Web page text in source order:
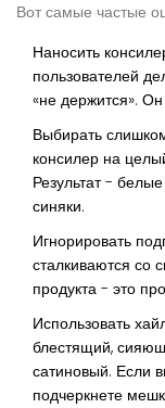
Вот самые частые
Наносить
пользователей
«не держится».
Выбирать
консилер на
Результат -
синяки.
Игнорировать
сталкиваются со
продукта - это
Использовать
блестящий,
сатиновый. Если
подчеркнете